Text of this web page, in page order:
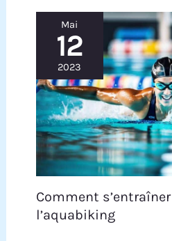
Mai
12
2023
Comment
l’aquabiking